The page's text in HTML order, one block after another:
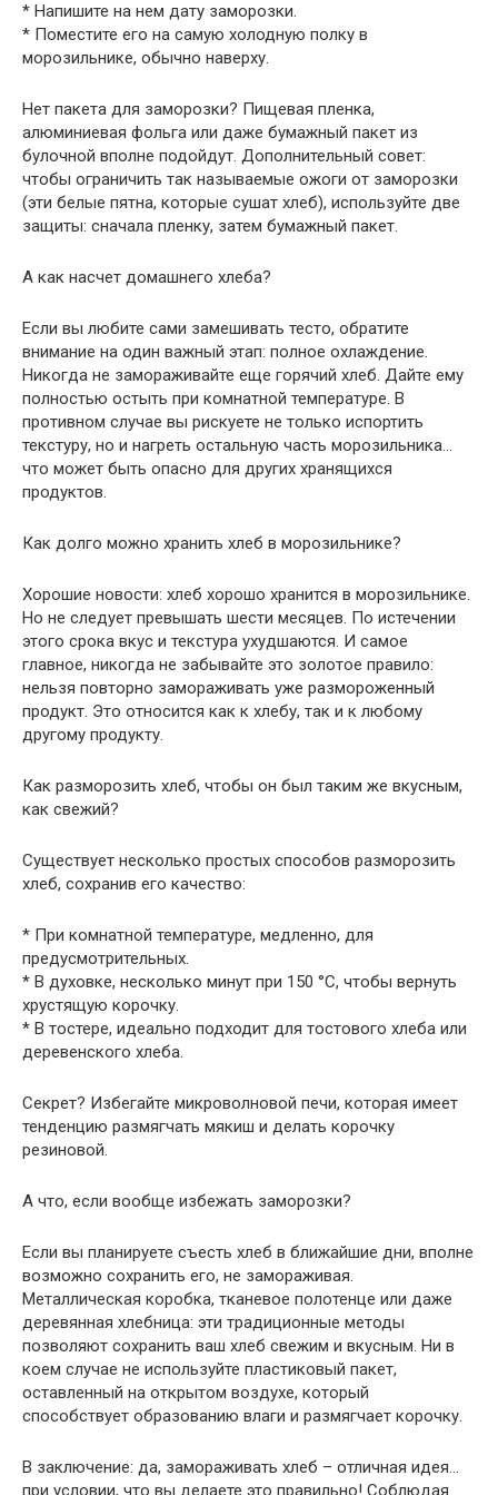
* Напишите на нем дату заморозки.
* Поместите его на самую холодную полку в
морозильнике, обычно наверху.
Нет пакета для заморозки? Пищевая пленка,
алюминиевая фольга или даже бумажный пакет из
булочной вполне подойдут. Дополнительный совет:
чтобы ограничить так называемые ожоги от заморозки
(эти белые пятна, которые сушат хлеб), используйте две
защиты: сначала пленку, затем бумажный пакет.
А как насчет домашнего хлеба?
Если вы любите сами замешивать тесто, обратите
внимание на один важный этап: полное охлаждение.
Никогда не замораживайте еще горячий хлеб. Дайте ему
полностью остыть при комнатной температуре. В
противном случае вы рискуете не только испортить
текстуру, но и нагреть остальную часть морозильника…
что может быть опасно для других хранящихся
продуктов.
Как долго можно хранить хлеб в морозильнике?
Хорошие новости: хлеб хорошо хранится в морозильнике.
Но не следует превышать шести месяцев. По истечении
этого срока вкус и текстура ухудшаются. И самое
главное, никогда не забывайте это золотое правило:
нельзя повторно замораживать уже размороженный
продукт. Это относится как к хлебу, так и к любому
другому продукту.
Как разморозить хлеб, чтобы он был таким же вкусным,
как свежий?
Существует несколько простых способов разморозить
хлеб, сохранив его качество:
* При комнатной температуре, медленно, для
предусмотрительных.
* В духовке, несколько минут при 150 °C, чтобы вернуть
хрустящую корочку.
* В тостере, идеально подходит для тостового хлеба или
деревенского хлеба.
Секрет? Избегайте микроволновой печи, которая имеет
тенденцию размягчать мякиш и делать корочку
резиновой.
А что, если вообще избежать заморозки?
Если вы планируете съесть хлеб в ближайшие дни, вполне
возможно сохранить его, не замораживая.
Металлическая коробка, тканевое полотенце или даже
деревянная хлебница: эти традиционные методы
позволяют сохранить ваш хлеб свежим и вкусным. Ни в
коем случае не используйте пластиковый пакет,
оставленный на открытом воздухе, который
способствует образованию влаги и размягчает корочку.
В заключение: да, замораживать хлеб – отличная идея…
при условии, что вы делаете это правильно! Соблюдая